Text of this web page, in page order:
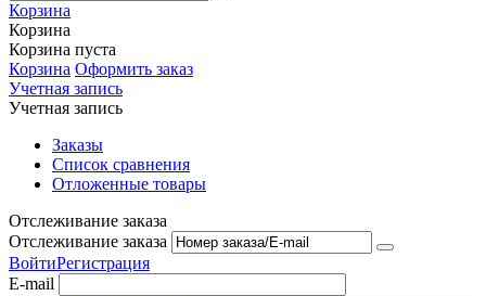
Корзина
Корзина
Корзина пуста
Корзина Оформить заказ
Учетная запись
Учетная запись
Заказы
Список сравнения
Отложенные товары
Отслеживание заказа
Отслеживание заказа
ВойтиРегистрация
E-mail